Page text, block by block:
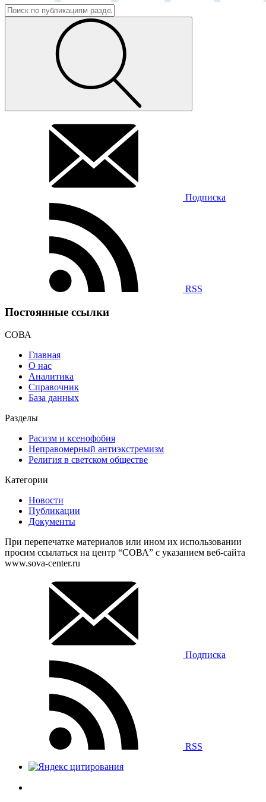
Подписка
RSS
Постоянные ссылки
СОВА
Главная
О нас
Аналитика
Справочник
База данных
Разделы
Расизм и ксенофобия
Неправомерный антиэкстремизм
Религия в светском обществе
Категории
Новости
Публикации
Документы
При перепечатке материалов или ином их использовании
просим ссылаться на центр “СОВА” с указанием веб-сайта
www.sova-center.ru
Подписка
RSS